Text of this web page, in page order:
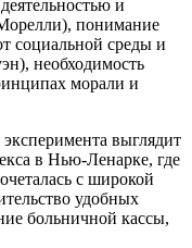
и
понимание
социальной среды и
необходимость
морали и
выглядит
в Нью-Ленарке, где
с широкой
удобных
больничной кассы,